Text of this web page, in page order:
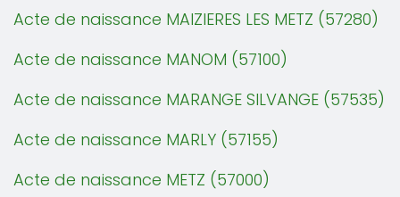
Acte de naissance MAIZIERES LES METZ (57280)
Acte de naissance MANOM (57100)
Acte de naissance MARANGE SILVANGE (57535)
Acte de naissance MARLY (57155)
Acte de naissance METZ (57000)